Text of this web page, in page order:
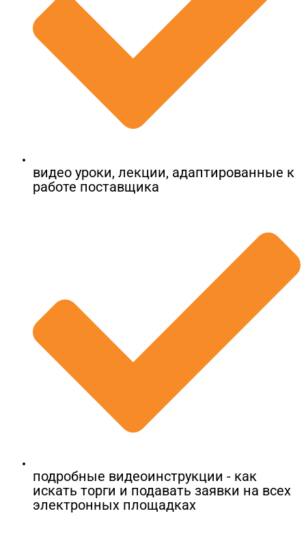
видео уроки, лекции, адаптированные к
работе поставщика
подробные видеоинструкции - как
искать торги и подавать заявки на всех
электронных площадках